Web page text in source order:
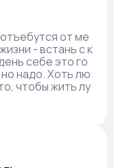
от ме
- встань с к
себе это го
надо. Хоть лю
чтобы жить лу